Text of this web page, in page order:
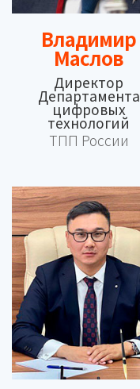
Владимир
Маслов
Директор
Департамента
цифровых
технологий
ТПП России